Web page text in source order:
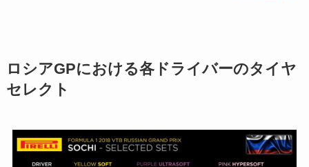
ロシアGPにおける各ドライバーのタイヤ
セレクト